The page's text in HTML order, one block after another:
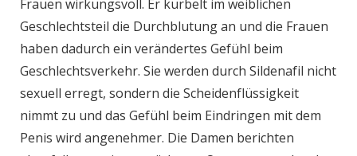
Frauen wirkungsvoll. Er kurbelt im weiblichen
Geschlechtsteil die Durchblutung an und die Frauen
haben dadurch ein verändertes Gefühl beim
Geschlechtsverkehr. Sie werden durch Sildenafil nicht
sexuell erregt, sondern die Scheidenflüssigkeit
nimmt zu und das Gefühl beim Eindringen mit dem
Penis wird angenehmer. Die Damen berichten